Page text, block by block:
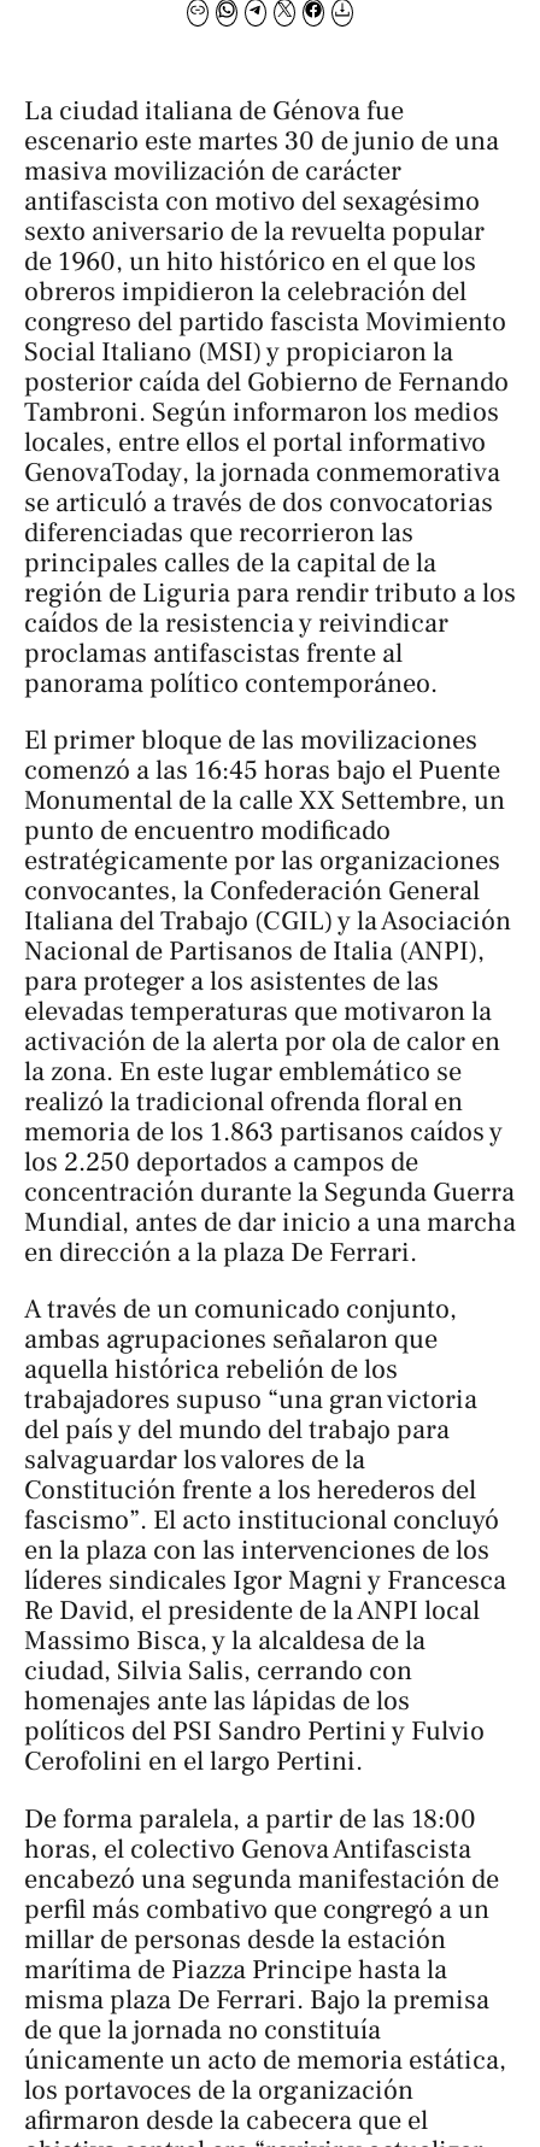
La ciudad italiana de Génova fue
escenario este martes 30 de junio de una
masiva movilización de carácter
antifascista con motivo del sexagésimo
sexto aniversario de la revuelta popular
de 1960, un hito histórico en el que los
obreros impidieron la celebración del
congreso del partido fascista Movimiento
Social Italiano (MSI) y propiciaron la
posterior caída del Gobierno de Fernando
Tambroni. Según informaron los medios
locales, entre ellos el portal informativo
GenovaToday, la jornada conmemorativa
se articuló a través de dos convocatorias
diferenciadas que recorrieron las
principales calles de la capital de la
región de Liguria para rendir tributo a los
caídos de la resistencia y reivindicar
proclamas antifascistas frente al
panorama político contemporáneo.
El primer bloque de las movilizaciones
comenzó a las 16:45 horas bajo el Puente
Monumental de la calle XX Settembre, un
punto de encuentro modificado
estratégicamente por las organizaciones
convocantes, la Confederación General
Italiana del Trabajo (CGIL) y la Asociación
Nacional de Partisanos de Italia (ANPI),
para proteger a los asistentes de las
elevadas temperaturas que motivaron la
activación de la alerta por ola de calor en
la zona. En este lugar emblemático se
realizó la tradicional ofrenda floral en
memoria de los 1.863 partisanos caídos y
los 2.250 deportados a campos de
concentración durante la Segunda Guerra
Mundial, antes de dar inicio a una marcha
en dirección a la plaza De Ferrari.
A través de un comunicado conjunto,
ambas agrupaciones señalaron que
aquella histórica rebelión de los
trabajadores supuso “una gran victoria
del país y del mundo del trabajo para
salvaguardar los valores de la
Constitución frente a los herederos del
fascismo”. El acto institucional concluyó
en la plaza con las intervenciones de los
líderes sindicales Igor Magni y Francesca
Re David, el presidente de la ANPI local
Massimo Bisca, y la alcaldesa de la
ciudad, Silvia Salis, cerrando con
homenajes ante las lápidas de los
políticos del PSI Sandro Pertini y Fulvio
Cerofolini en el largo Pertini.
De forma paralela, a partir de las 18:00
horas, el colectivo Genova Antifascista
encabezó una segunda manifestación de
perfil más combativo que congregó a un
millar de personas desde la estación
marítima de Piazza Principe hasta la
misma plaza De Ferrari. Bajo la premisa
de que la jornada no constituía
únicamente un acto de memoria estática,
los portavoces de la organización
afirmaron desde la cabecera que el